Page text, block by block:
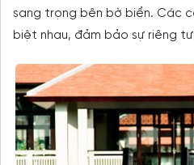
sang trọng bên bờ biển. Các
biệt nhau, đảm bảo sự riêng